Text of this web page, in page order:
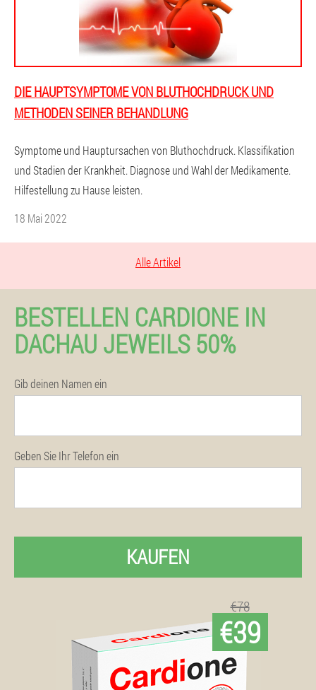
DIE HAUPTSYMPTOME VON BLUTHOCHDRUCK UND
METHODEN SEINER BEHANDLUNG
Symptome und Hauptursachen von Bluthochdruck. Klassifikation
und Stadien der Krankheit. Diagnose und Wahl der Medikamente.
Hilfestellung zu Hause leisten.
18 Mai 2022
Alle Artikel
BESTELLEN CARDIONE IN
DACHAU JEWEILS 50%
Gib deinen Namen ein
Geben Sie Ihr Telefon ein
KAUFEN
€78
€39